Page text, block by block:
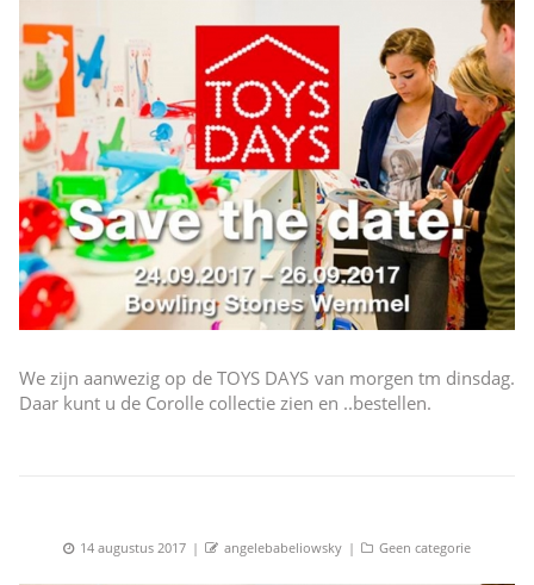
We zijn aanwezig op de TOYS DAYS van morgen tm dinsdag.
Daar kunt u de Corolle collectie zien en ..bestellen.
Posted
14 augustus 2017 Author
angelebabeliowsky Categories
Geen categorie